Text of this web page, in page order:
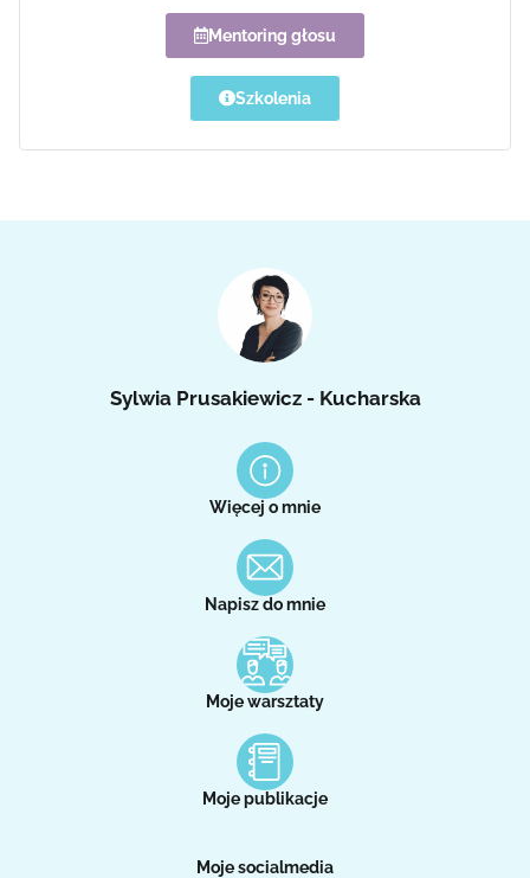
Mentoring głosu
Szkolenia
Sylwia Prusakiewicz - Kucharska
Więcej o mnie
Napisz do mnie
Moje warsztaty
Moje publikacje
Moje socialmedia